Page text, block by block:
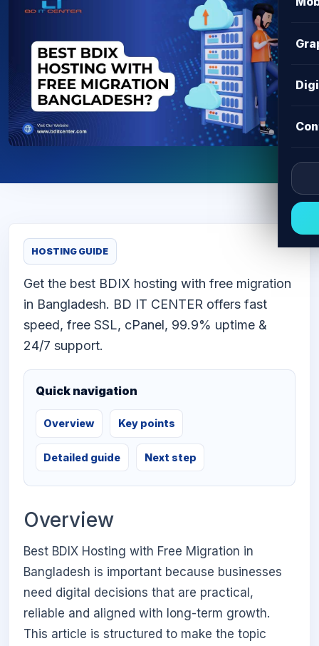
HOSTING GUIDE
Get the best BDIX hosting with free migration
in Bangladesh. BD IT CENTER offers fast
speed, free SSL, cPanel, 99.9% uptime &
24/7 support.
Quick navigation
Overview Key points
Detailed guide Next step
Overview
Best BDIX Hosting with Free Migration in
Bangladesh is important because businesses
need digital decisions that are practical,
reliable and aligned with long-term growth.
This article is structured to make the topic